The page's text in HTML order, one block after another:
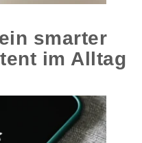
smarter
im Alltag